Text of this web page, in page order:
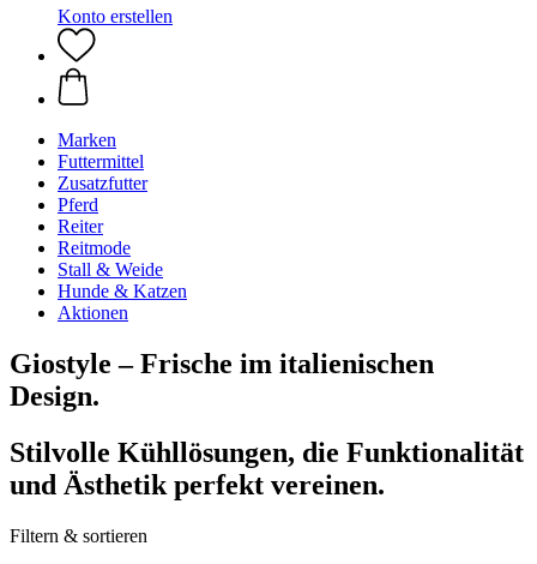
Konto erstellen
Marken
Futtermittel
Zusatzfutter
Pferd
Reiter
Reitmode
Stall & Weide
Hunde & Katzen
Aktionen
Giostyle – Frische im italienischen
Design.
Stilvolle Kühllösungen, die Funktionalität
und Ästhetik perfekt vereinen.
Filtern & sortieren